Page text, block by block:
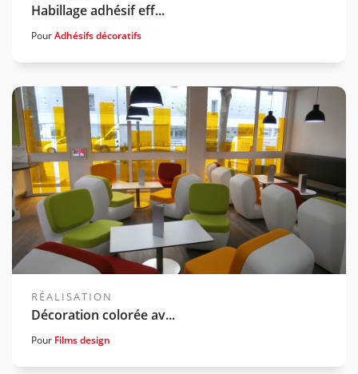
Habillage adhésif eff...
PourAdhésifs décoratifs
Voir la gamme associée
RÉALISATION
Décoration colorée av...
Pour Films design